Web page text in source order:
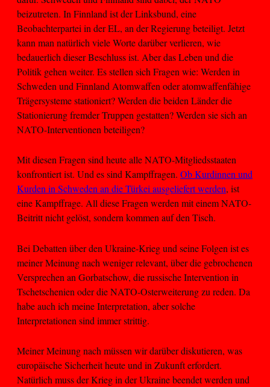
beizutreten. In Finnland ist der Linksbund, eine
Beobachterpartei in der EL, an der Regierung beteiligt. Jetzt
kann man natürlich viele Worte darüber verlieren, wie
bedauerlich dieser Beschluss ist. Aber das Leben und die
Politik gehen weiter. Es stellen sich Fragen wie: Werden in
Schweden und Finnland Atomwaffen oder atomwaffenfähige
Trägersysteme stationiert? Werden die beiden Länder die
Stationierung fremder Truppen gestatten? Werden sie sich an
NATO-Interventionen beteiligen?
Mit diesen Fragen sind heute alle NATO-Mitgliedsstaaten
konfrontiert ist. Und es sind Kampffragen. Ob Kurdinnen und
Kurden in Schweden an die Türkei ausgeliefert werden, ist
eine Kampffrage. All diese Fragen werden mit einem NATO-
Beitritt nicht gelöst, sondern kommen auf den Tisch.
Bei Debatten über den Ukraine-Krieg und seine Folgen ist es
meiner Meinung nach weniger relevant, über die gebrochenen
Versprechen an Gorbatschow, die russische Intervention in
Tschetschenien oder die NATO-Osterweiterung zu reden. Da
habe auch ich meine Interpretation, aber solche
Interpretationen sind immer strittig.
Meiner Meinung nach müssen wir darüber diskutieren, was
europäische Sicherheit heute und in Zukunft erfordert.
Natürlich muss der Krieg in der Ukraine beendet werden und